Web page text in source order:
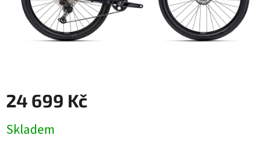
24 699 Kč
cena:
Skladem